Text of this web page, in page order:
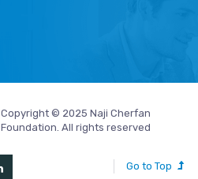
Copyright © 2025 Naji Cherfan
Foundation. All rights reserved
Go to Top